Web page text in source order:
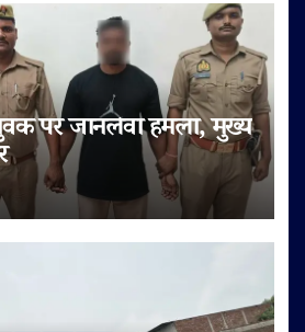
पर जानलेवा हमला, मुख्य